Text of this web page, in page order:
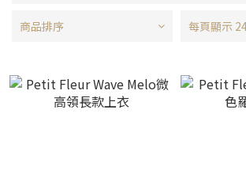
商品排序 每頁顯示